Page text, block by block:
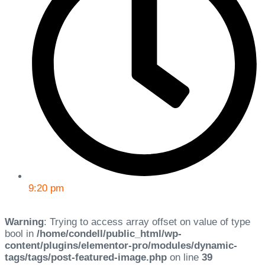
9:20 pm
Warning: Trying to access array offset on value of type
bool in /home/condell/public_html/wp-
content/plugins/elementor-pro/modules/dynamic-
tags/tags/post-featured-image.php on line 39